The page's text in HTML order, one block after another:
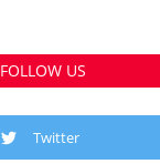
FOLLOW US
Twitter